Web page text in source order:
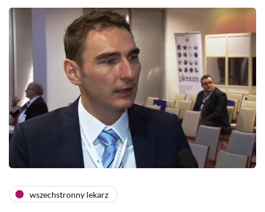
wszechstronny lekarz